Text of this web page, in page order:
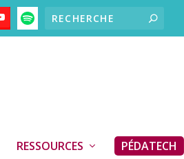
RESSOURCES PÉDATECH